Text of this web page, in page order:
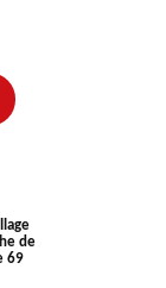
de
69